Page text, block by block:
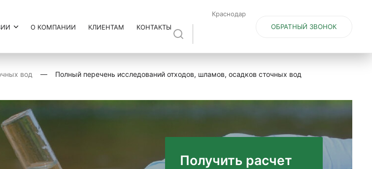
О КОМПАНИИ КЛИЕНТАМ КОНТАКТЫ
Краснодар
ОБРАТНЫЙ ЗВОНОК
вод Полный перечень исследований отходов, шламов, осадков сточных вод
Получить расчет